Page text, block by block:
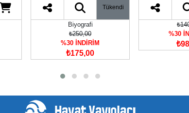
Tükendi
Biyografi
₺250,00
%30 İNDİRİM
₺175,00
%30